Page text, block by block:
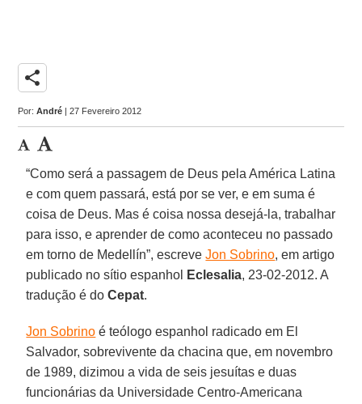
share
Por:André | 27 Fevereiro 2012
“Como será a passagem de Deus pela América Latina
e com quem passará, está por se ver, e em suma é
coisa de Deus. Mas é coisa nossa desejá-la, trabalhar
para isso, e aprender de como aconteceu no passado
em torno de Medellín”, escreveJon Sobrino, em artigo
publicado no sítio espanhol
Eclesalia, 23-02-2012. A
tradução é doCepat.
Jon Sobrino é teólogo espanhol radicado em El
Salvador, sobrevivente da chacina que, em novembro
de 1989, dizimou a vida de seis jesuítas e duas
funcionárias da Universidade Centro-Americana